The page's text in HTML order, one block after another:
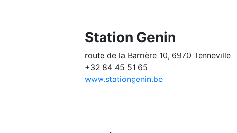
Station Genin
route de la Barrière 10, 6970 Tenneville
+32 84 45 51 65
www.stationgenin.be